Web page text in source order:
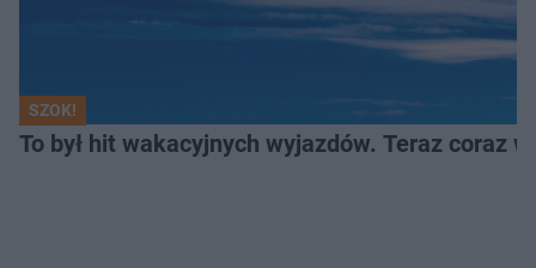
SZOK!
To był hit wakacyjnych wyjazdów. Teraz coraz